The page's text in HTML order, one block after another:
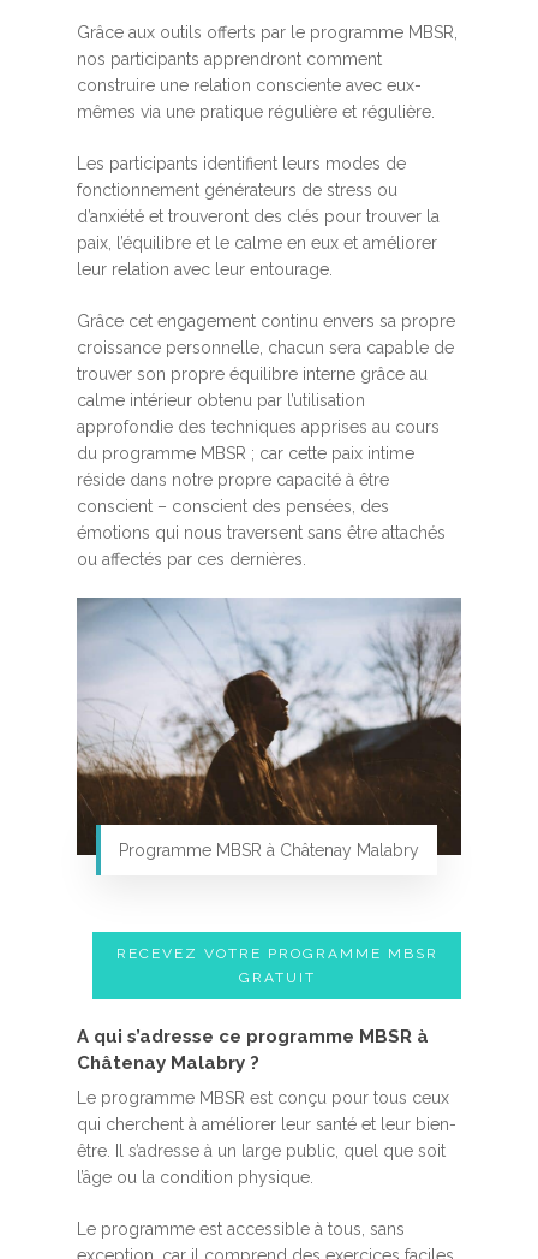
Grâce aux outils offerts par le programme MBSR,
nos participants apprendront comment
construire une relation consciente avec eux-
mêmes via une pratique régulière et régulière.
Les participants identifient leurs modes de
fonctionnement générateurs de stress ou
d’anxiété et trouveront des clés pour trouver la
paix, l’équilibre et le calme en eux et améliorer
leur relation avec leur entourage.
Grâce cet engagement continu envers sa propre
croissance personnelle, chacun sera capable de
trouver son propre équilibre interne grâce au
calme intérieur obtenu par l’utilisation
approfondie des techniques apprises au cours
du programme MBSR ; car cette paix intime
réside dans notre propre capacité à être
conscient – conscient des pensées, des
émotions qui nous traversent sans être attachés
ou affectés par ces dernières.
Programme MBSR à Châtenay Malabry
RECEVEZ VOTRE PROGRAMME MBSR
GRATUIT
A qui s’adresse ce programme MBSR à
Châtenay Malabry ?
Le programme MBSR est conçu pour tous ceux
qui cherchent à améliorer leur santé et leur bien-
être. Il s’adresse à un large public, quel que soit
l’âge ou la condition physique.
Le programme est accessible à tous, sans
exception, car il comprend des exercices faciles